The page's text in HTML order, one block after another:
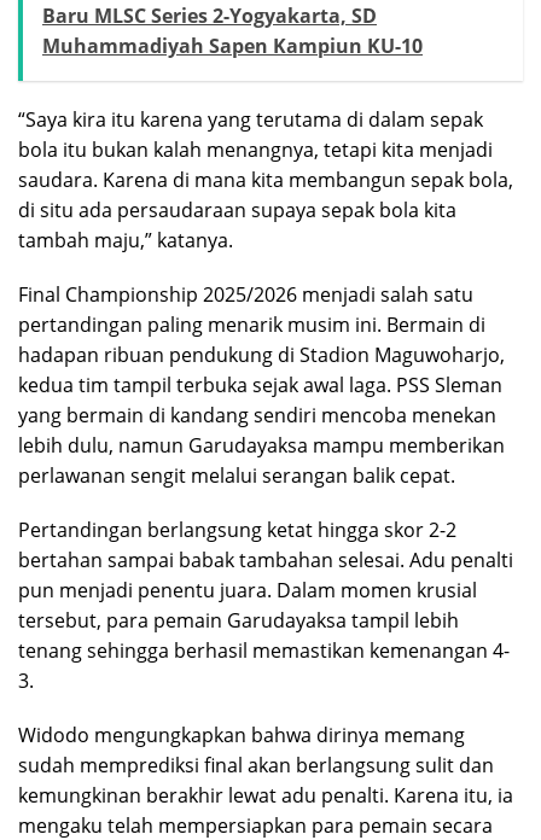
Baru MLSC Series 2-Yogyakarta, SD
Muhammadiyah Sapen Kampiun KU-10
“Saya kira itu karena yang terutama di dalam sepak
bola itu bukan kalah menangnya, tetapi kita menjadi
saudara. Karena di mana kita membangun sepak bola,
di situ ada persaudaraan supaya sepak bola kita
tambah maju,” katanya.
Final Championship 2025/2026 menjadi salah satu
pertandingan paling menarik musim ini. Bermain di
hadapan ribuan pendukung di Stadion Maguwoharjo,
kedua tim tampil terbuka sejak awal laga. PSS Sleman
yang bermain di kandang sendiri mencoba menekan
lebih dulu, namun Garudayaksa mampu memberikan
perlawanan sengit melalui serangan balik cepat.
Pertandingan berlangsung ketat hingga skor 2-2
bertahan sampai babak tambahan selesai. Adu penalti
pun menjadi penentu juara. Dalam momen krusial
tersebut, para pemain Garudayaksa tampil lebih
tenang sehingga berhasil memastikan kemenangan 4-
3.
Widodo mengungkapkan bahwa dirinya memang
sudah memprediksi final akan berlangsung sulit dan
kemungkinan berakhir lewat adu penalti. Karena itu, ia
mengaku telah mempersiapkan para pemain secara